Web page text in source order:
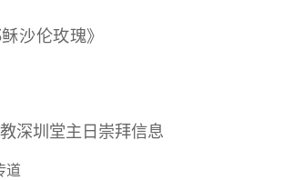
沙伦玫瑰》
深圳堂主日崇拜信息
道